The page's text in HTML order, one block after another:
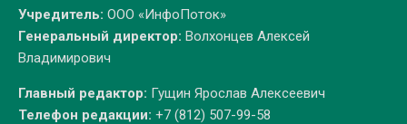
Учредитель: ООО «ИнфоПоток»
Генеральный директор: Волхонцев Алексей
Владимирович
Главный редактор: Гущин Ярослав Алексеевич
Телефон редакции: +7 (812) 507-99-58